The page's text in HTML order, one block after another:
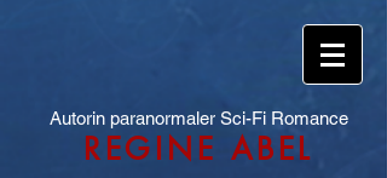
Autorin paranormaler Sci-Fi Romance
REGINE ABEL